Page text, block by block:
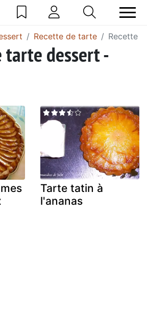
Recette de tarte Recette
tarte dessert -
Tarte tatin à
l'ananas